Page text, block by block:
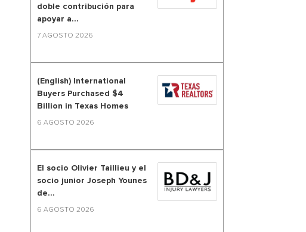
doble contribución para
apoyar a...
7 AGOSTO 2026
(English) International
Buyers Purchased $4
Billion in Texas Homes
6 AGOSTO 2026
El socio Olivier Taillieu y el
socio junior Joseph Younes
de...
6 AGOSTO 2026